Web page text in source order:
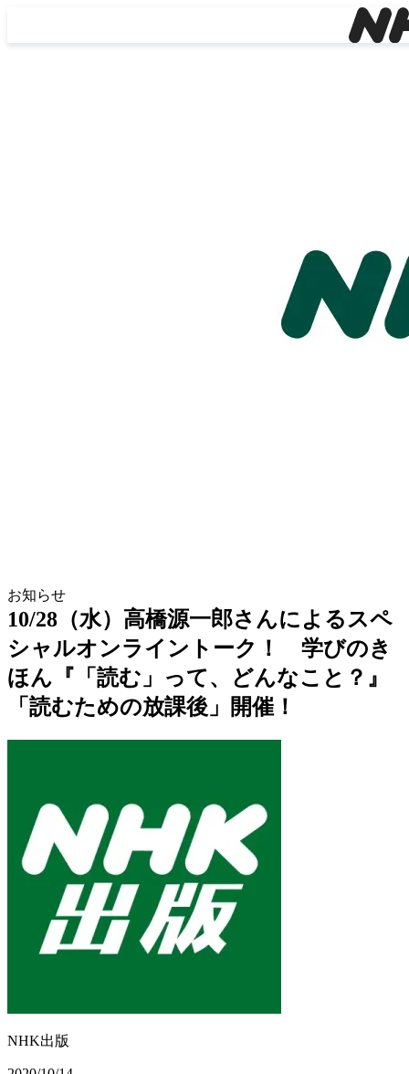
お知らせ
10/28（水）高橋源一郎さんによるスペ
シャルオンライントーク！ 学びのき
ほん『「読む」って、どんなこと？』
「読むための放課後」開催！
NHK出版